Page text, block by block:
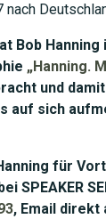
nach
Bob Hanning
„Hanning.
und
auf sich
für
SPEAKER
, Email direkt